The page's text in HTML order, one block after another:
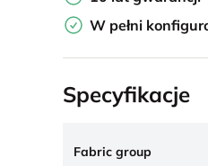
W pełni
Specyfikacje
Fabric group